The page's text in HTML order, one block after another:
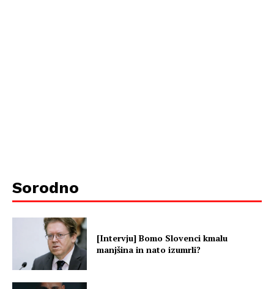
Sorodno
[Intervju] Bomo Slovenci kmalu
manjšina in nato izumrli?